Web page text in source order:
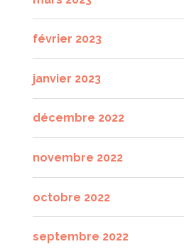
février 2023
janvier 2023
décembre 2022
novembre 2022
octobre 2022
septembre 2022